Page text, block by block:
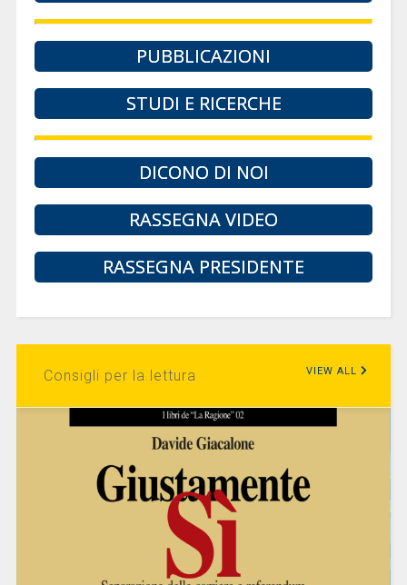
PUBBLICAZIONI
STUDI E RICERCHE
DICONO DI NOI
RASSEGNA VIDEO
RASSEGNA PRESIDENTE
Consigli per la lettura VIEW ALL